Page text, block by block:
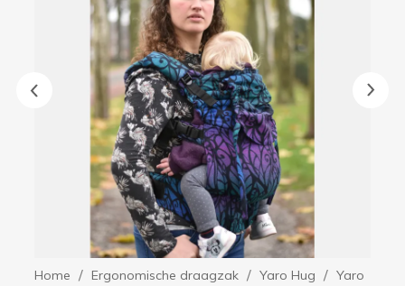
Home Ergonomische draagzak Yaro Hug
Yaro